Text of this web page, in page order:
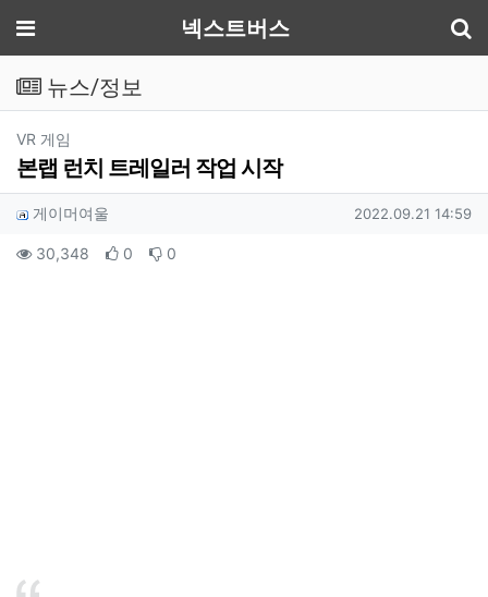
메뉴 넥스트버스
뉴스/정보
VR 게임
본랩 런치 트레일러 작업 시작
작성자 정보
게이머여울 작성일
2022.09.21 14:59
컨텐츠 정보
30,348 조회 0 추천 0